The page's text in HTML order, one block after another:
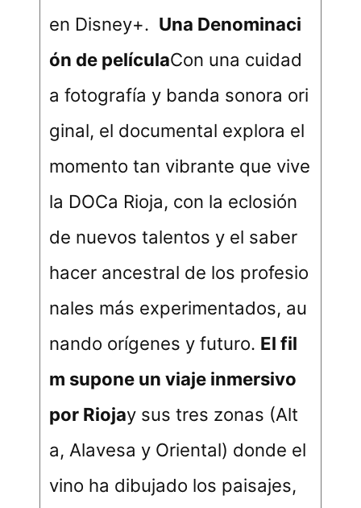
en Disney+. Una Denominaci
ón de películaCon una cuidad
a fotografía y banda sonora ori
ginal, el documental explora el
momento tan vibrante que vive
la DOCa Rioja, con la eclosión
de nuevos talentos y el saber
hacer ancestral de los profesio
nales más experimentados, au
nando orígenes y futuro. El fil
m supone un viaje inmersivo
por Riojay sus tres zonas (Alt
a, Alavesa y Oriental) donde el
vino ha dibujado los paisajes,